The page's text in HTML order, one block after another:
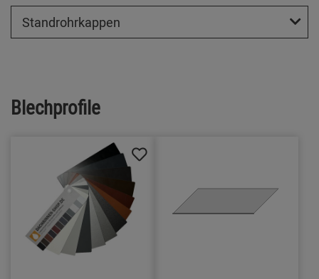
Standrohrkappen
Blechprofile